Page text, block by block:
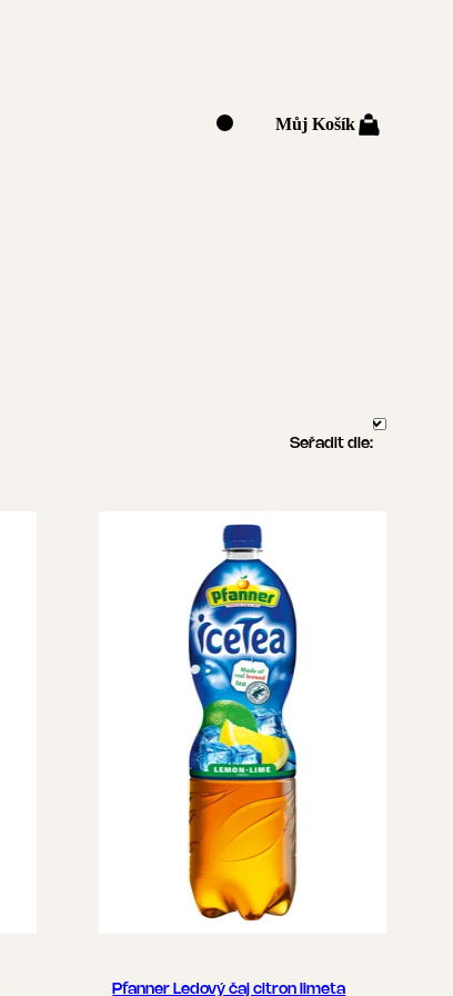
Můj Košík 0
Seřadit dle:
Pfanner Ledový čaj citron limeta